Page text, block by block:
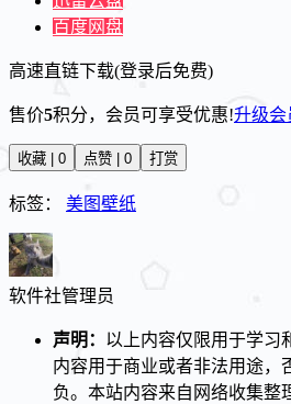
百度网盘
高速直链下载(登录后免费)
售价5积分，会员可享受优惠!升级会
收藏 | 0 点赞 | 0 打赏
标签： 美图壁纸
软件社管理员
声明： 以上内容仅限用于学习
内容用于商业或者非法用途，
负。本站内容来自网络收集整